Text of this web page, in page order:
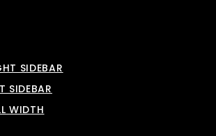
SIDEBAR
SIDEBAR
WIDTH